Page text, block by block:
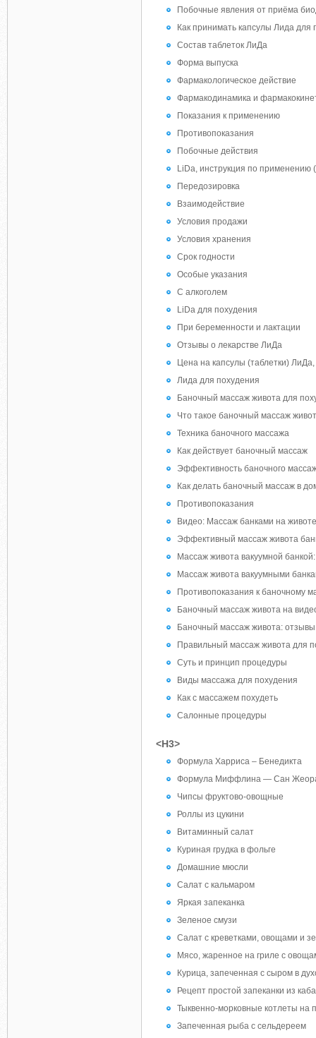
Побочные явления от приёма
Как принимать капсулы Лида для
Состав таблеток ЛиДа
Форма выпуска
Фармакологическое действие
Фармакодинамика и
Показания к применению
Противопоказания
Побочные действия
LiDa, инструкция по применению
Передозировка
Взаимодействие
Условия продажи
Условия хранения
Срок годности
Особые указания
С алкоголем
LiDa для похудения
При беременности и лактации
Отзывы о лекарстве ЛиДа
Цена на капсулы (таблетки) ЛиДа,
Лида для похудения
Баночный массаж живота для
Что такое баночный массаж
Техника баночного массажа
Как действует баночный массаж
Эффективность баночного
Как делать баночный массаж в
Противопоказания
Видео: Массаж банками на животе
Эффективный массаж живота
Массаж живота вакуумной
Массаж живота вакуумными
Противопоказания к баночному
Баночный массаж живота на
Баночный массаж живота: отзывы
Правильный массаж живота для
Суть и принцип процедуры
Виды массажа для похудения
Как с массажем похудеть
Салонные процедуры
<H3>
Формула Харриса – Бенедикта
Формула Миффлина — Сан
Чипсы фруктово-овощные
Роллы из цукини
Витаминный салат
Куриная грудка в фольге
Домашние мюсли
Салат с кальмаром
Яркая запеканка
Зеленое смузи
Салат с креветками, овощами и
Мясо, жаренное на гриле с
Курица, запеченная с сыром в
Рецепт простой запеканки из
Тыквенно-морковные котлеты на
Запеченная рыба с сельдереем